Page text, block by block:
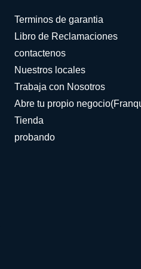
Terminos de garantia
Libro de Reclamaciones
contactenos
Nuestros locales
Trabaja con Nosotros
Abre tu propio
Tienda
probando